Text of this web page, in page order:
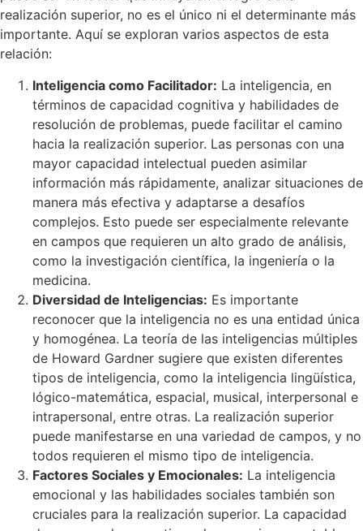
realización superior, no es el único ni el determinante más
importante. Aquí se exploran varios aspectos de esta
relación:
Inteligencia como Facilitador: La inteligencia, en
términos de capacidad cognitiva y habilidades de
resolución de problemas, puede facilitar el camino
hacia la realización superior. Las personas con una
mayor capacidad intelectual pueden asimilar
información más rápidamente, analizar situaciones de
manera más efectiva y adaptarse a desafíos
complejos. Esto puede ser especialmente relevante
en campos que requieren un alto grado de análisis,
como la investigación científica, la ingeniería o la
medicina.
Diversidad de Inteligencias: Es importante
reconocer que la inteligencia no es una entidad única
y homogénea. La teoría de las inteligencias múltiples
de Howard Gardner sugiere que existen diferentes
tipos de inteligencia, como la inteligencia lingüística,
lógico-matemática, espacial, musical, interpersonal e
intrapersonal, entre otras. La realización superior
puede manifestarse en una variedad de campos, y no
todos requieren el mismo tipo de inteligencia.
Factores Sociales y Emocionales: La inteligencia
emocional y las habilidades sociales también son
cruciales para la realización superior. La capacidad